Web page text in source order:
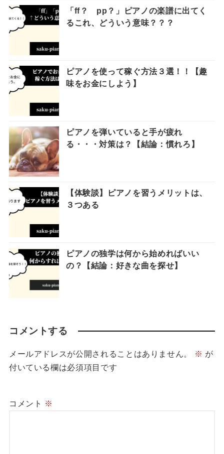
「ff？ pp？」ピアノの楽譜に出てく
るこれ、どういう意味？？？
ピアノを使って稼ぐ方法３選！！【趣
味をお金にしよう】
ピアノを弾いていると手が疲れ
る・・・対策は？【結論：慣れろ】
【体験談】ピアノを習うメリットは、
３つある
ピアノの独学は何から始めればいい
の？【結論：好きな曲を探せ】
コメントする
メールアドレスが公開されることはありません。 ※ が
付いている欄は必須項目です
コメント ※